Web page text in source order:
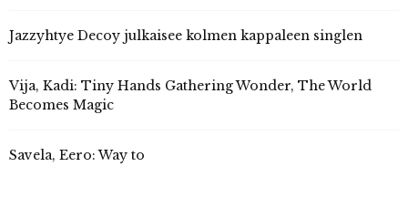
Jazzyhtye Decoy julkaisee kolmen kappaleen singlen
Vija, Kadi: Tiny Hands Gathering Wonder, The World
Becomes Magic
Savela, Eero: Way to